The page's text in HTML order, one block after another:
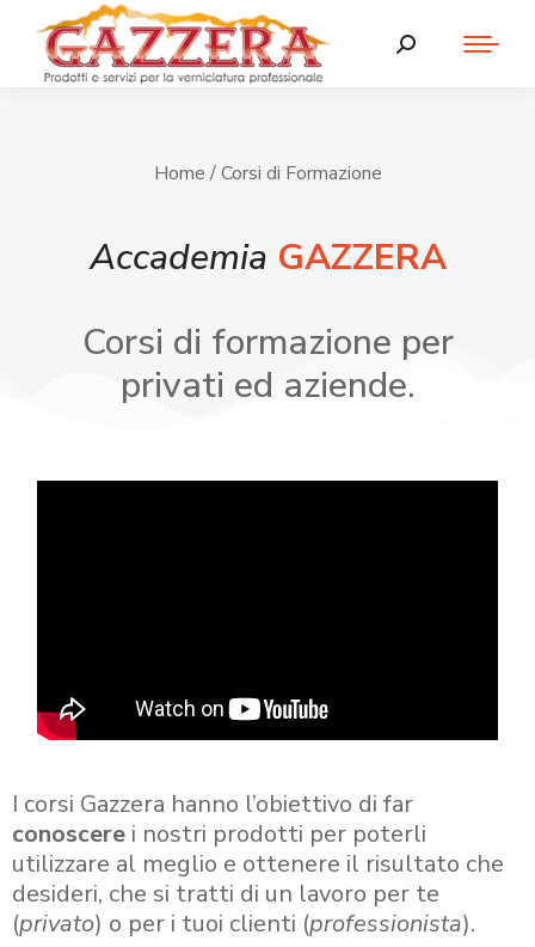
Home / Corsi di Formazione
Accademia GAZZERA
Corsi di formazione per
privati ed aziende.
I corsi Gazzera hanno l’obiettivo di far
conoscere i nostri prodotti per poterli
utilizzare al meglio e ottenere il risultato che
desideri, che si tratti di un lavoro per te
(privato) o per i tuoi clienti (professionista).